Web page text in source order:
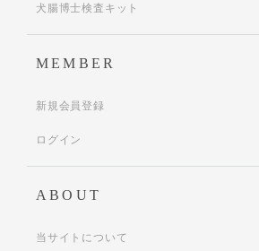
犬腸博士検査キット
MEMBER
新規会員登録
ログイン
ABOUT
当サイトについて